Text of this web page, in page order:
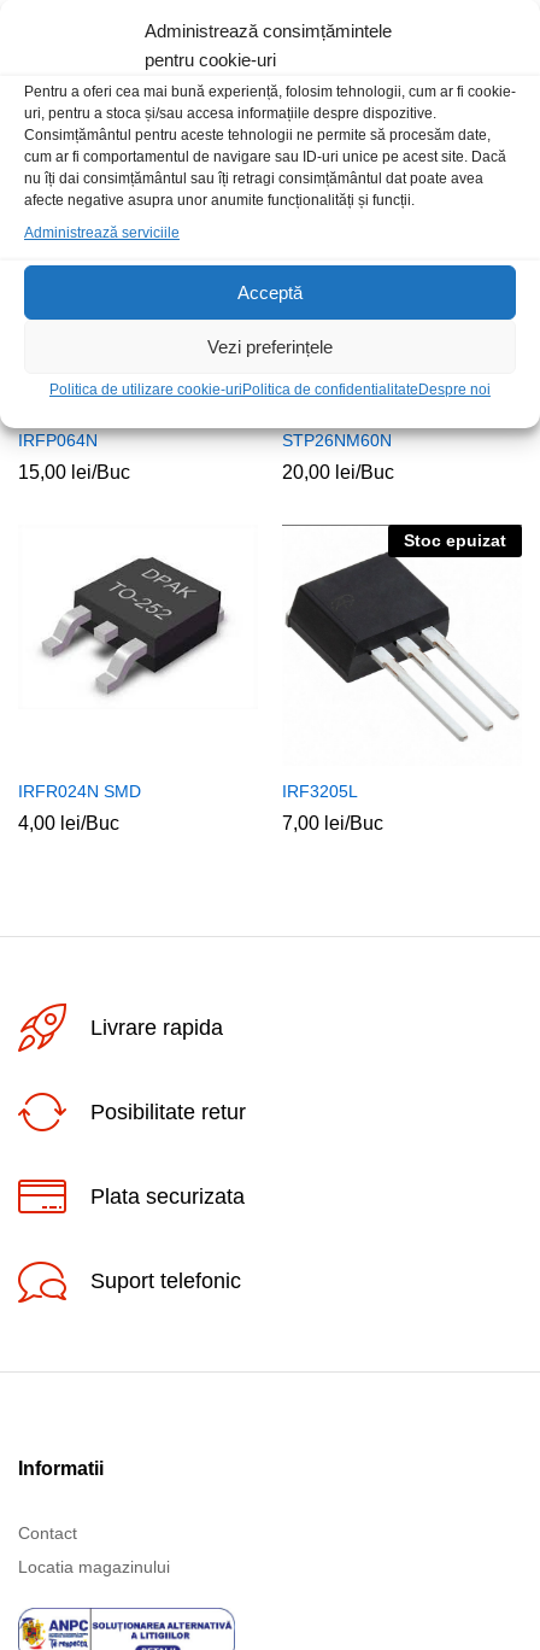
Administrează consimțămintele
pentru cookie-uri
Pentru a oferi cea mai bună experiență, folosim tehnologii, cum ar fi cookie-
uri, pentru a stoca și/sau accesa informațiile despre dispozitive.
Consimțământul pentru aceste tehnologii ne permite să procesăm date,
cum ar fi comportamentul de navigare sau ID-uri unice pe acest site. Dacă
nu îți dai consimțământul sau îți retragi consimțământul dat poate avea
afecte negative asupra unor anumite funcționalități și funcții.
Administrează serviciile
Acceptă
Vezi preferințele
Politica de utilizare cookie-uri Politica de confidentialitate Despre noi
CSD17576Q5BT SMD
12,00lei /Buc
IRF640N
5,00lei/Buc
IRFP064N
15,00 lei/Buc
STP26NM60N
20,00 lei/Buc
IRFR024N SMD
4,00 lei/Buc
Stoc epuizat
IRF3205L
7,00 lei/Buc
Livrare rapida
Posibilitate retur
Plata securizata
Suport telefonic
Informatii
Contact
Locatia magazinului